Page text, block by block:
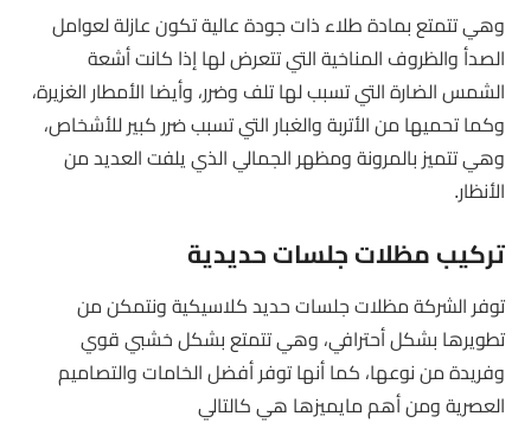
وهي تتمتع بمادة طلاء ذات جودة عالية تكون عازلة لعوامل
الصدأ والظروف المناخية التي تتعرض لها إذا كانت أشعة
الشمس الضارة التي تسبب لها تلف وضرر، وأيضا الأمطار الغزيرة،
وكما تحميها من الأتربة والغبار التي تسبب ضرر كبير للأشخاص،
وهي تتميز بالمرونة ومظهر الجمالي الذي يلفت العديد من
الأنظار.
تركيب مظلات جلسات حديدية
توفر الشركة مظلات جلسات حديد كلاسيكية ونتمكن من
تطويرها بشكل أحترافي، وهي تتمتع بشكل خشبي قوي
وفريدة من نوعها، كما أنها توفر أفضل الخامات والتصاميم
العصرية ومن أهم مايميزها هي كالتالي